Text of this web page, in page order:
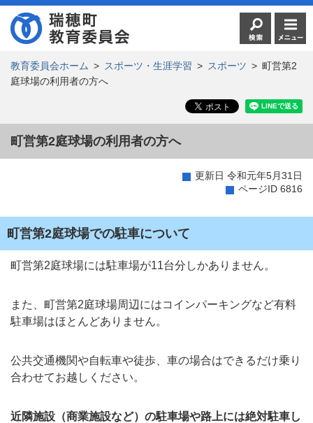
教育委員会ホーム > スポーツ・生涯学習 > スポーツ > 町営第2
庭球場の利用者の方へ
町営第2庭球場の利用者の方へ
更新日 令和元年5月31日
ページID 6816
町営第2庭球場での駐車について
町営第2庭球場には駐車場が11台分しかありません。
また、町営第2庭球場周辺にはコインパーキングなど有料
駐車場はほとんどありません。
公共交通機関や自転車や徒歩、車の場合はできるだけ乗り
合わせてお越しください。
近隣施設（商業施設など）の駐車場や路上には絶対駐車し